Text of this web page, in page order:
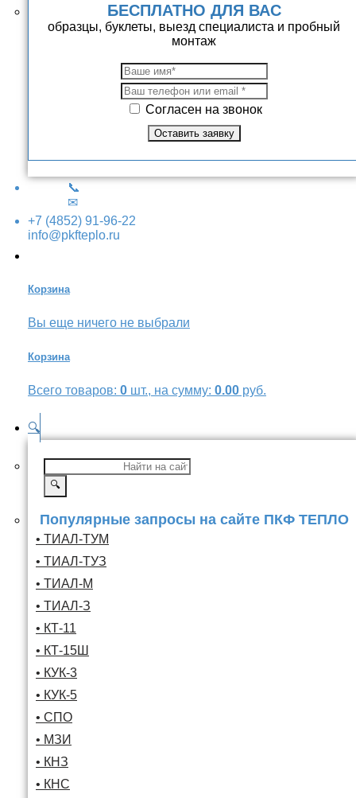
БЕСПЛАТНО ДЛЯ ВАС
образцы, буклеты, выезд специалиста и пробный
монтаж
Согласен на звонок
📞
✉
+7 (4852) 91-96-22
info@pkfteplo.ru
Корзина
Вы еще ничего не выбрали
Корзина
Всего товаров: 0 шт., на сумму: 0.00 руб.
🔍
🔍
Популярные запросы на сайте ПКФ ТЕПЛО
• ТИАЛ-ТУМ
• ТИАЛ-ТУЗ
• ТИАЛ-М
• ТИАЛ-З
• КТ-11
• КТ-15Ш
• КУК-3
• КУК-5
• СПО
• МЗИ
• КНЗ
• КНС